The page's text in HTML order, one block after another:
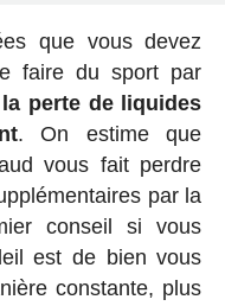
que vous devez
faire du sport par
perte de liquides
. On estime que
vous fait perdre
par la
conseil si vous
est de bien vous
constante, plus